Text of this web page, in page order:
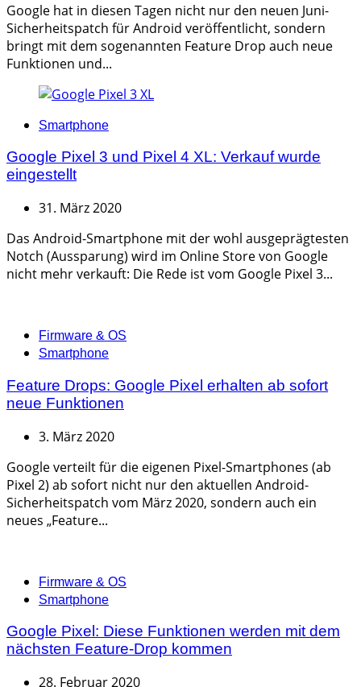
Google hat in diesen Tagen nicht nur den neuen Juni-
Sicherheitspatch für Android veröffentlicht, sondern
bringt mit dem sogenannten Feature Drop auch neue
Funktionen und...
Categories
Smartphone
Google Pixel 3 und Pixel 4 XL: Verkauf wurde
eingestellt
31. März 2020
Das Android-Smartphone mit der wohl ausgeprägtesten
Notch (Aussparung) wird im Online Store von Google
nicht mehr verkauft: Die Rede ist vom Google Pixel 3...
Categories
Firmware & OS
Smartphone
Feature Drops: Google Pixel erhalten ab sofort
neue Funktionen
3. März 2020
Google verteilt für die eigenen Pixel-Smartphones (ab
Pixel 2) ab sofort nicht nur den aktuellen Android-
Sicherheitspatch vom März 2020, sondern auch ein
neues „Feature...
Categories
Firmware & OS
Smartphone
Google Pixel: Diese Funktionen werden mit dem
nächsten Feature-Drop kommen
28. Februar 2020